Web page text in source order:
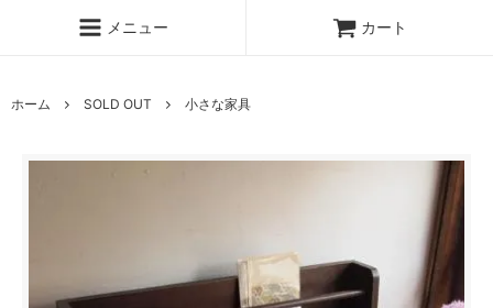
メニュー カート
ホーム SOLD OUT 小さな家具